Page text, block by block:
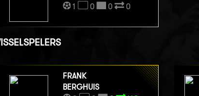
1
0 0 0
FRANK
BERGHUIS